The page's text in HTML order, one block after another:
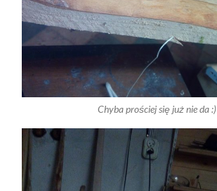
Chyba prościej się już nie da :)